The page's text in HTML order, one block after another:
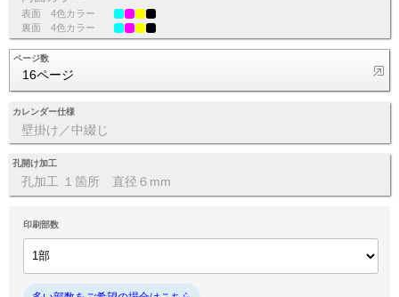
表面
4色カラー
裏面
4色カラー
ページ数
16ページ
カレンダー仕様
壁掛け／中綴じ
孔開け加工
孔加工 １箇所 直径６mm
印刷部数